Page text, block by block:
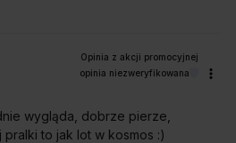
opinia niezweryfikowana
wygląda, dobrze pierze,
to jak lot w kosmos :)